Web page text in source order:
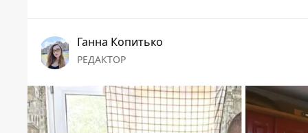
Ганна Копитько
РЕДАКТОР